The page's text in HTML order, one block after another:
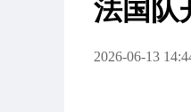
法国队
2026-06-13